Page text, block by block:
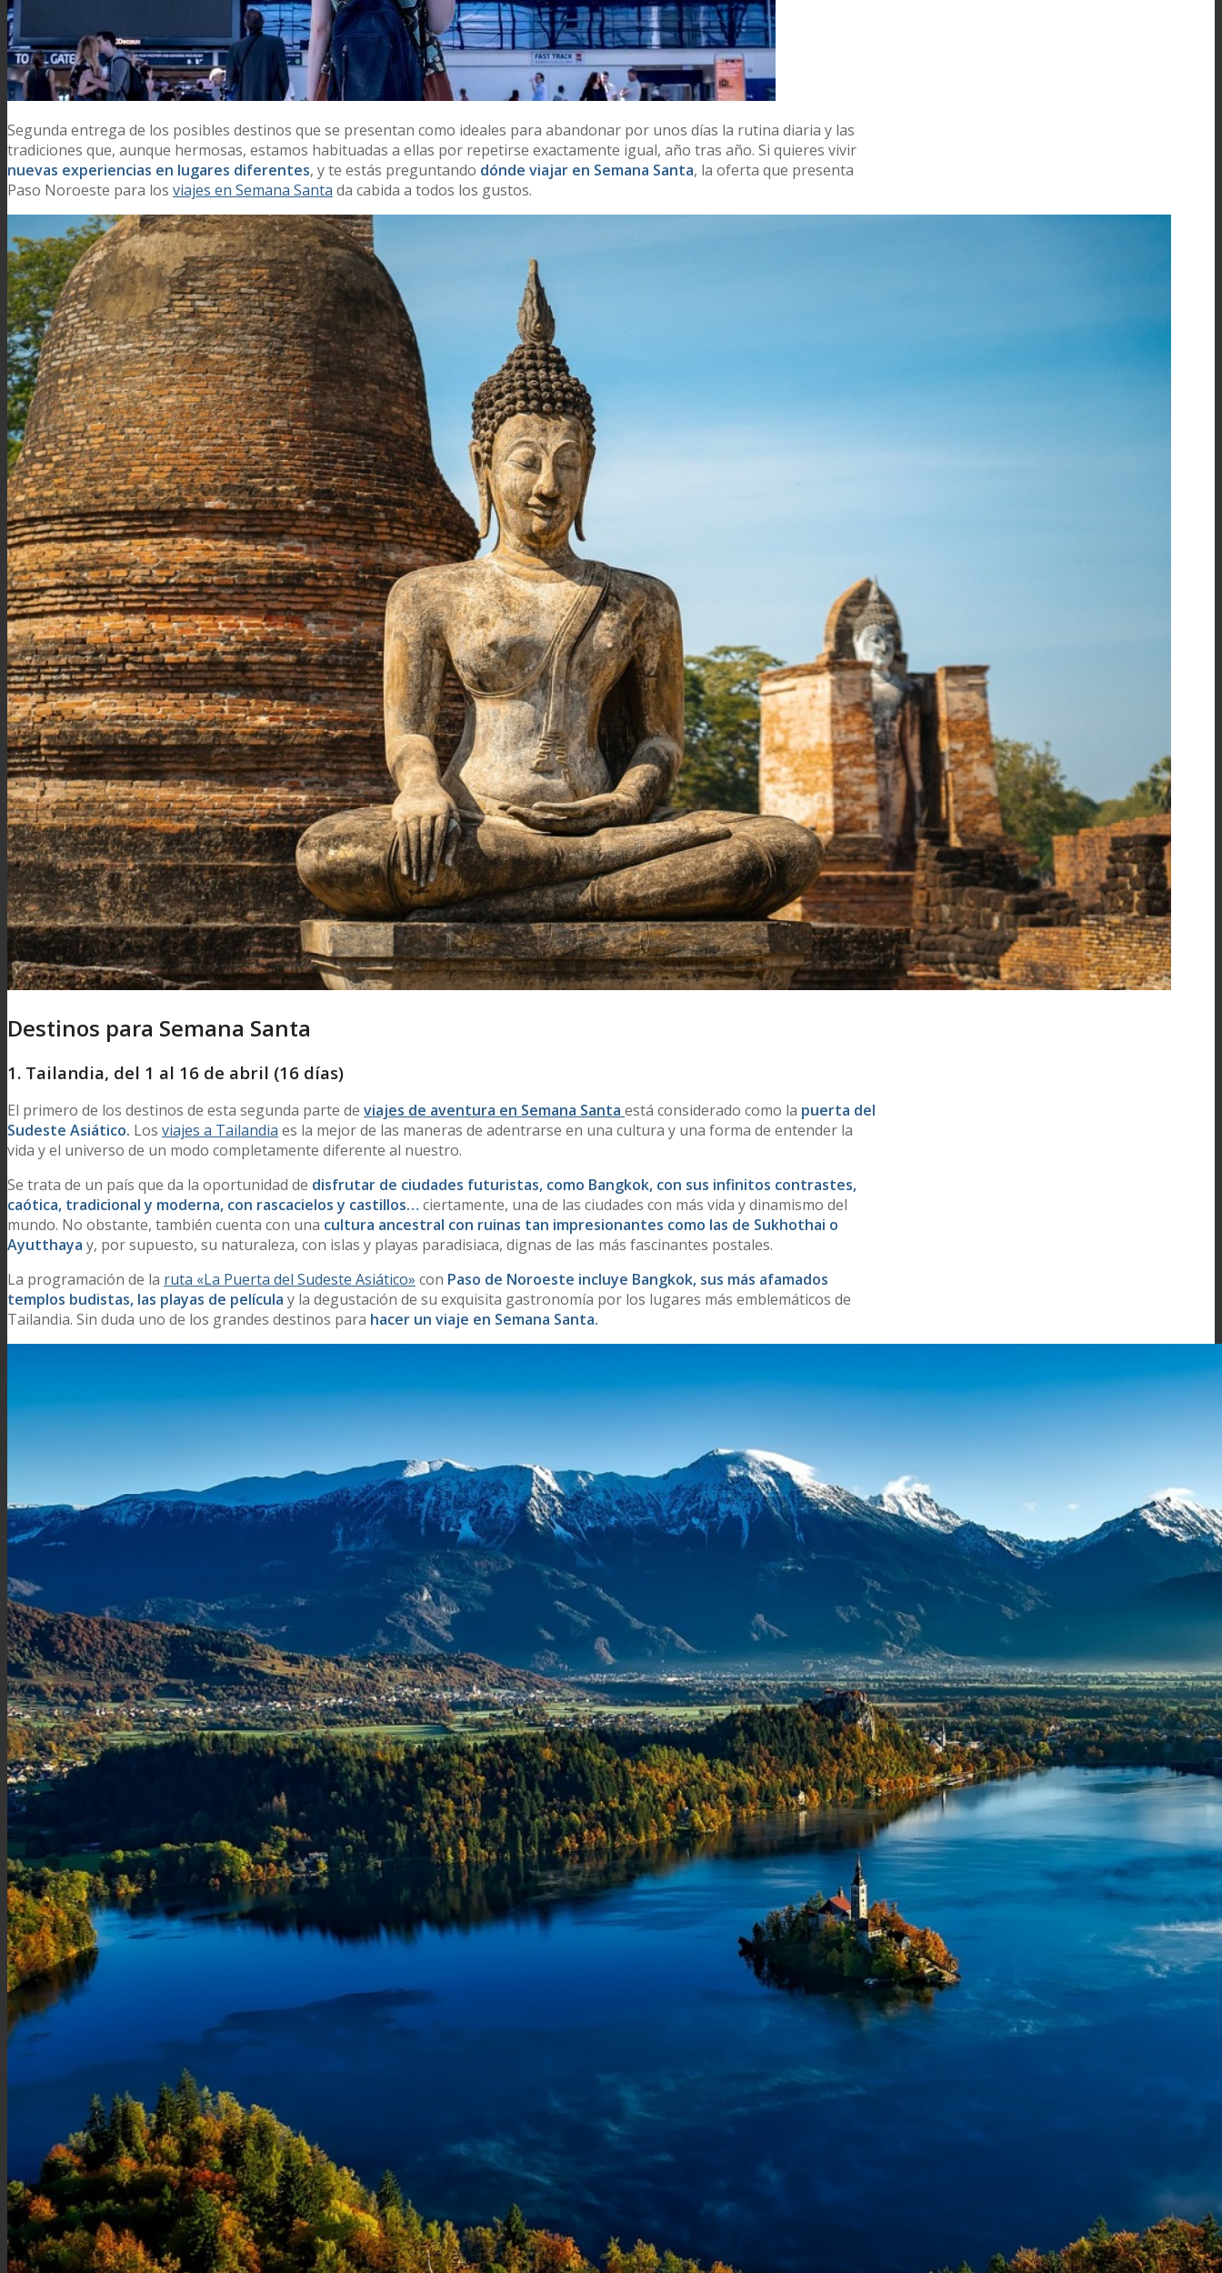
Segunda entrega de los posibles destinos que se presentan como ideales para abandonar por unos días la rutina diaria y las
tradiciones que, aunque hermosas, estamos habituadas a ellas por repetirse exactamente igual, año tras año. Si quieres vivir
nuevas experiencias en lugares diferentes, y te estás preguntando dónde viajar en Semana Santa, la oferta que presenta
Paso Noroeste para los viajes en Semana Santa da cabida a todos los gustos.
Destinos para Semana Santa
1. Tailandia, del 1 al 16 de abril (16 días)
El primero de los destinos de esta segunda parte de viajes de aventura en Semana Santa está considerado como la puerta del
Sudeste Asiático. Los viajes a Tailandia es la mejor de las maneras de adentrarse en una cultura y una forma de entender la
vida y el universo de un modo completamente diferente al nuestro.
Se trata de un país que da la oportunidad de disfrutar de ciudades futuristas, como Bangkok, con sus infinitos contrastes,
caótica, tradicional y moderna, con rascacielos y castillos… ciertamente, una de las ciudades con más vida y dinamismo del
mundo. No obstante, también cuenta con una cultura ancestral con ruinas tan impresionantes como las de Sukhothai o
Ayutthaya y, por supuesto, su naturaleza, con islas y playas paradisiaca, dignas de las más fascinantes postales.
La programación de la ruta «La Puerta del Sudeste Asiático» con Paso de Noroeste incluye Bangkok, sus más afamados
templos budistas, las playas de película y la degustación de su exquisita gastronomía por los lugares más emblemáticos de
Tailandia. Sin duda uno de los grandes destinos para hacer un viaje en Semana Santa.